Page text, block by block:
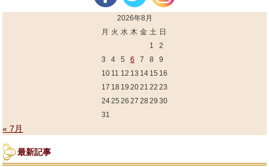
2026年8月
月 火 水 木 金 土 日
1
2
3
4 5 6 7 8
9
10 11 12 13 14 15 16
17 18 19 2021 22 23
2425 26 27 28 29 30
31
« 7月
最新記事